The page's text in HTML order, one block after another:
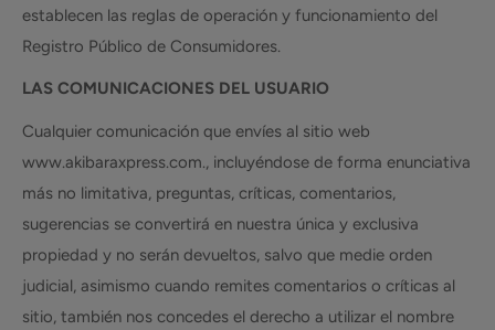
establecen las reglas de operación y funcionamiento del
Registro Público de Consumidores.
LAS COMUNICACIONES DEL USUARIO
Cualquier comunicación que envíes al sitio web
www.akibaraxpress.com., incluyéndose de forma enunciativa
más no limitativa, preguntas, críticas, comentarios,
sugerencias se convertirá en nuestra única y exclusiva
propiedad y no serán devueltos, salvo que medie orden
judicial, asimismo cuando remites comentarios o críticas al
sitio, también nos concedes el derecho a utilizar el nombre